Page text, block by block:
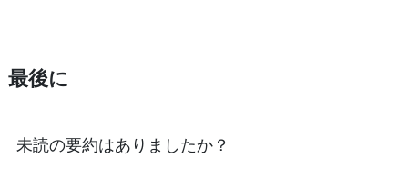
最後に
未読の要約はありましたか？